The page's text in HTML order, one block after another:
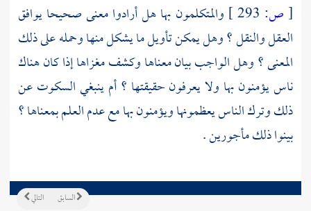
[ص:
والمتكلمون بها هل أرادوا معنى صحيحا يوافق
العقل والنقل ؟ وهل يمكن تأويل ما يشكل منها وحمله على ذلك
المعنى ؟ وهل الواجب بيان معناها وكشف مغزاها إذا كان هناك
ناس يؤمنون بها ولا يعرفون حقيقتها ؟ أم ينبغي السكوت عن
ذلك وترك الناس يعظمونها ويؤمنون بها مع عدم العلم بمعناها ؟
بينوا ذلك مأجورين .
التالي السابق